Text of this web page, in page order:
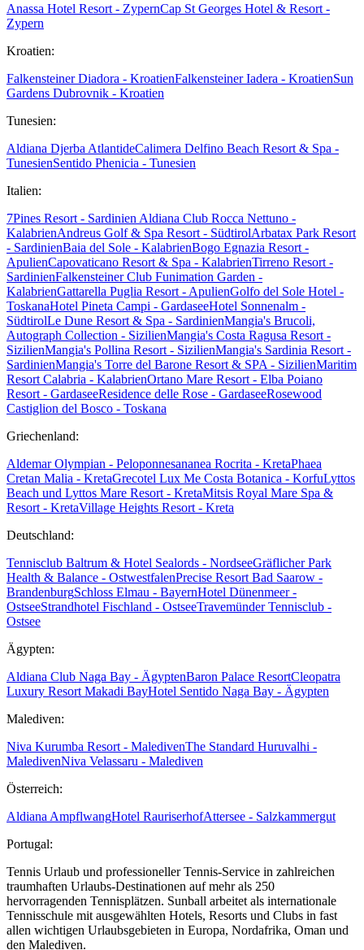
Anassa Hotel Resort - ZypernCap St Georges Hotel & Resort -
Zypern
Kroatien:
Falkensteiner Diadora - KroatienFalkensteiner Iadera - KroatienSun
Gardens Dubrovnik - Kroatien
Tunesien:
Aldiana Djerba AtlantideCalimera Delfino Beach Resort & Spa -
TunesienSentido Phenicia - Tunesien
Italien:
7Pines Resort - Sardinien Aldiana Club Rocca Nettuno -
KalabrienAndreus Golf & Spa Resort - SüdtirolArbatax Park Resort
- SardinienBaia del Sole - KalabrienBogo Egnazia Resort -
ApulienCapovaticano Resort & Spa - KalabrienTirreno Resort -
SardinienFalkensteiner Club Funimation Garden -
KalabrienGattarella Puglia Resort - ApulienGolfo del Sole Hotel -
ToskanaHotel Pineta Campi - GardaseeHotel Sonnenalm -
SüdtirolLe Dune Resort & Spa - SardinienMangia's Brucoli,
Autograph Collection - SizilienMangia's Costa Ragusa Resort -
SizilienMangia's Pollina Resort - SizilienMangia's Sardinia Resort -
SardinienMangia's Torre del Barone Resort & SPA - SizilienMaritim
Resort Calabria - KalabrienOrtano Mare Resort - Elba Poiano
Resort - GardaseeResidence delle Rose - GardaseeRosewood
Castiglion del Bosco - Toskana
Griechenland:
Aldemar Olympian - Peloponnesananea Rocrita - KretaPhaea
Cretan Malia - KretaGrecotel Lux Me Costa Botanica - KorfuLyttos
Beach und Lyttos Mare Resort - KretaMitsis Royal Mare Spa &
Resort - KretaVillage Heights Resort - Kreta
Deutschland:
Tennisclub Baltrum & Hotel Sealords - NordseeGräflicher Park
Health & Balance - OstwestfalenPrecise Resort Bad Saarow -
BrandenburgSchloss Elmau - BayernHotel Dünenmeer -
OstseeStrandhotel Fischland - OstseeTravemünder Tennisclub -
Ostsee
Ägypten:
Aldiana Club Naga Bay - ÄgyptenBaron Palace ResortCleopatra
Luxury Resort Makadi BayHotel Sentido Naga Bay - Ägypten
Malediven:
Niva Kurumba Resort - MaledivenThe Standard Huruvalhi -
MaledivenNiva Velassaru - Malediven
Österreich:
Aldiana AmpflwangHotel RauriserhofAttersee - Salzkammergut
Portugal:
Tennis Urlaub und professioneller Tennis-Service in zahlreichen
traumhaften Urlaubs-Destinationen auf mehr als 250
hervorragenden Tennisplätzen. Sunball arbeitet als internationale
Tennisschule mit ausgewählten Hotels, Resorts und Clubs in fast
allen wichtigen Urlaubsgebieten in Europa, Nordafrika, Oman und
den Malediven.